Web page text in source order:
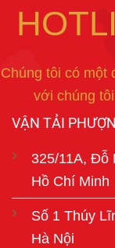
Chúng tôi có một
với chúng
VẬN TẢI
325/11A, Đỗ
Hồ Chí Minh
Số 1 Thúy
Hà Nội